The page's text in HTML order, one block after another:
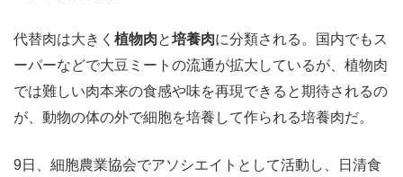
代替肉は大きく 植物肉と培養肉に分類される。国内でもス
ーパーなどで大豆ミートの流通が拡大しているが、植物肉
では難しい肉本来の食感や味を再現できると期待されるの
が、動物の体の外で細胞を培養して作られる培養肉だ。
9日、細胞農業協会でアソシエイトとして活動し、日清食